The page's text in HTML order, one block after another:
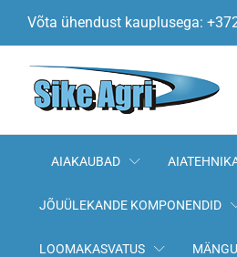
Võta ühendust kauplusega:
AIAKAUBAD
JÕUÜLEKANDE KOMPONENDID
LOOMAKASVATUS
Kirjeldus